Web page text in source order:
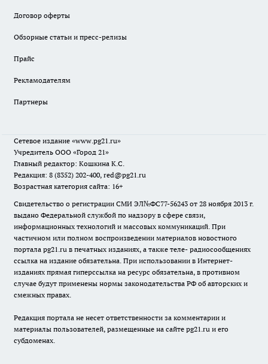
Договор оферты
Обзорные статьи и пресс-релизы
Прайс
Рекламодателям
Партнеры
Сетевое издание «www.pg21.ru»
Учредитель ООО «Город 21»
Главный редактор: Кошкина К.С.
Редакция: 8 (8352) 202-400, red@pg21.ru
Возрастная категория сайта: 16+
Свидетельство о регистрации СМИ ЭЛ№ФС77-56243 от 28 ноября 2013 г.
выдано Федеральной службой по надзору в сфере связи,
информационных технологий и массовых коммуникаций. При
частичном или полном воспроизведении материалов новостного
портала pg21.ru в печатных изданиях, а также теле- радиосообщениях
ссылка на издание обязательна. При использовании в Интернет-
изданиях прямая гиперссылка на ресурс обязательна, в противном
случае будут применены нормы законодательства РФ об авторских и
смежных правах.
Редакция портала не несет ответственности за комментарии и
материалы пользователей, размещенные на сайте pg21.ru и его
субдоменах.